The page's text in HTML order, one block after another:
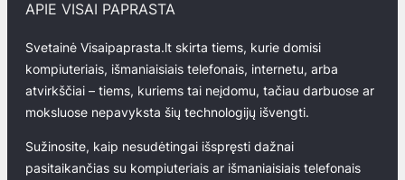
APIE VISAI PAPRASTA
Svetainė Visaipaprasta.lt skirta tiems, kurie domisi
kompiuteriais, išmaniaisiais telefonais, internetu, arba
atvirkščiai – tiems, kuriems tai neįdomu, tačiau darbuose ar
moksluose nepavyksta šių technologijų išvengti.
Sužinosite, kaip nesudėtingai išspręsti dažnai
pasitaikančias su kompiuteriais ar išmaniaisiais telefonais